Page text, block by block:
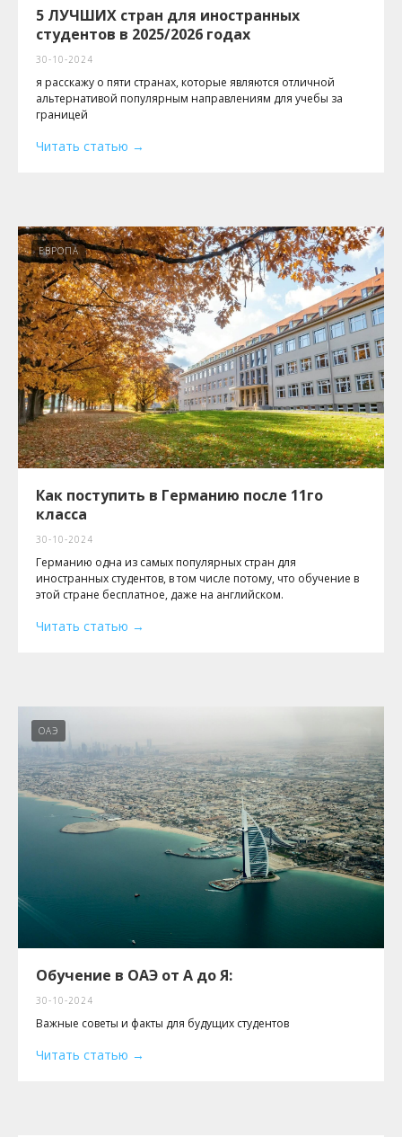
5 ЛУЧШИХ стран для иностранных
студентов в 2025/2026 годах
30-10-2024
я расскажу о пяти странах, которые являются отличной
альтернативой популярным направлениям для учебы за
границей
Читать статью
ЕВРОПА
Как поступить в Германию после 11го
класса
30-10-2024
Германию одна из самых популярных стран для
иностранных студентов, в том числе потому, что обучение в
этой стране бесплатное, даже на английском.
Читать статью
ОАЭ
Обучение в ОАЭ от А до Я:
30-10-2024
Важные советы и факты для будущих студентов
Читать статью